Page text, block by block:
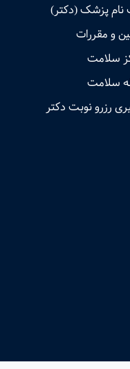
نام پزشک (دکتر)
و مقررات
سلامت
سلامت
رزرو نوبت دکتر